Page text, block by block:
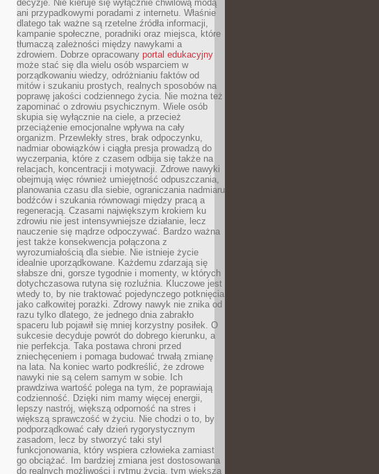
decyzje. Nie kieruje się wyłącznie chwilową modą
ani przypadkowymi poradami z internetu. Właśnie
dlatego tak ważne są rzetelne źródła informacji,
kampanie społeczne, poradniki oraz miejsca, które
tłumaczą zależności między nawykami a
zdrowiem. Dobrze opracowany portal edukacyjny
może stać się dla wielu osób wsparciem w
porządkowaniu wiedzy, odróżnianiu faktów od
mitów i szukaniu prostych, realnych sposobów na
poprawę jakości codziennego życia. Nie można też
zapominać o zdrowiu psychicznym. Wiele osób
skupia się wyłącznie na ciele, a przecież
przeciążenie emocjonalne wpływa na cały
organizm. Przewlekły stres, brak odpoczynku,
nadmiar obowiązków i ciągła presja prowadzą do
wyczerpania, które z czasem odbija się także na
relacjach, koncentracji i motywacji. Zdrowe nawyki
obejmują więc również umiejętność odpuszczania,
planowania czasu dla siebie, ograniczania nadmiaru
bodźców i szukania równowagi między pracą a
regeneracją. Czasami największym krokiem ku
zdrowiu nie jest intensywniejsze działanie, lecz
nauczenie się mądrze odpoczywać. Bardzo ważna
jest także konsekwencja połączona z
wyrozumiałością dla siebie. Nie istnieje życie
idealnie uporządkowane. Każdemu zdarzają się
słabsze dni, gorsze tygodnie i momenty, w których
dotychczasowa rutyna się rozluźnia. Kluczowe jest
wtedy to, by nie traktować pojedynczego potknięcia
jako całkowitej porażki. Zdrowy nawyk nie znika od
razu tylko dlatego, że jednego dnia zabrakło
spaceru lub pojawił się mniej korzystny posiłek. O
sukcesie decyduje powrót do dobrego kierunku, a
nie perfekcja. Taka postawa chroni przed
zniechęceniem i pomaga budować trwałą zmianę
na lata. Na koniec warto podkreślić, że zdrowe
nawyki nie są celem samym w sobie. Ich
prawdziwa wartość polega na tym, że poprawiają
codzienność. Dzięki nim mamy więcej energii,
lepszy nastrój, większą odporność na stres i
większą sprawczość w życiu. Nie chodzi o to, by
podporządkować cały dzień rygorystycznym
zasadom, lecz by stworzyć taki styl
funkcjonowania, który wspiera człowieka zamiast
go obciążać. Im bardziej zmiana jest dostosowana
do realnych możliwości i rytmu życia, tym większa